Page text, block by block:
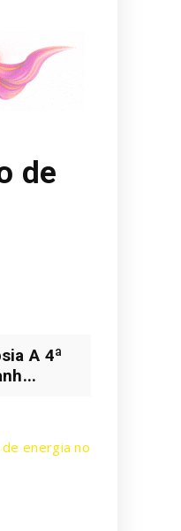
de
A 4ª
energia no